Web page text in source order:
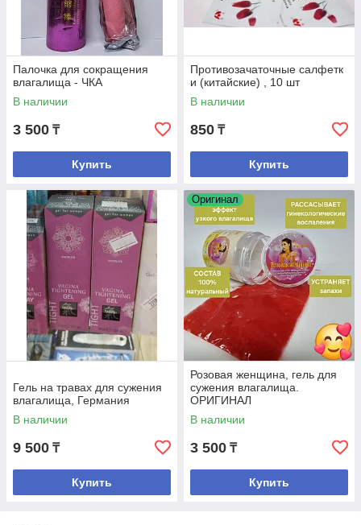
Палочка для сокращения
влагалища - ЧКА
В наличии
3 500 ₸
Купить
Противозачаточные салфетк
и (китайские) , 10 шт
В наличии
850 ₸
Купить
Гель на травах для сужения
влагалища, Германия
В наличии
9 500 ₸
Купить
Оригинал
Розовая женщина, гель для
сужения влагалища.
ОРИГИНАЛ
В наличии
3 500 ₸
Купить